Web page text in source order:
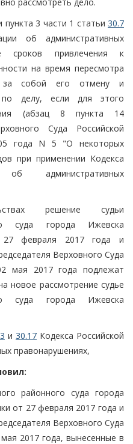
пункта 3 части 1 статьи 30.7
об административных
сроков привлечения к
на время пересмотра
за собой его отмену и
по делу, если для этого
(абзац 8 пункта 14
Суда Российской
года N 5 "О некоторых
при применении Кодекса
административных
решение судьи
суда города Ижевска
27 февраля 2017 года и
Верховного Суда
мая 2017 года подлежат
новое рассмотрение судье
суда города Ижевска
и 30.17 Кодекса Российской
правонарушениях,
районного суда города
от 27 февраля 2017 года и
Верховного Суда
2017 года, вынесенные в